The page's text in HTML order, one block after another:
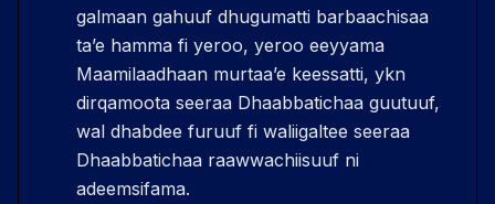
galmaan gahuuf dhugumatti barbaachisaa
taʼe hamma fi yeroo, yeroo eeyyama
Maamilaadhaan murtaaʼe keessatti, ykn
dirqamoota seeraa Dhaabbatichaa guutuuf,
wal dhabdee furuuf fi waliigaltee seeraa
Dhaabbatichaa raawwachiisuuf ni
adeemsifama.